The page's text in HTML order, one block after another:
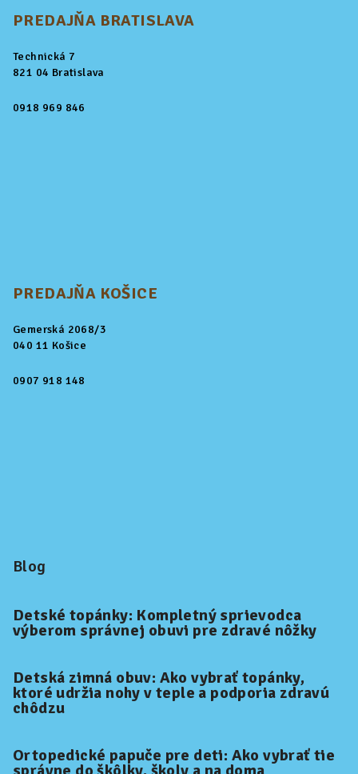
PREDAJŇA BRATISLAVA
Technická 7
821 04 Bratislava
0918 969 846
PREDAJŇA KOŠICE
Gemerská 2068/3
040 11 Košice
0907 918 148
Blog
Detské topánky: Kompletný sprievodca
výberom správnej obuvi pre zdravé nôžky
Detská zimná obuv: Ako vybrať topánky,
ktoré udržia nohy v teple a podporia zdravú
chôdzu
Ortopedické papuče pre deti: Ako vybrať tie